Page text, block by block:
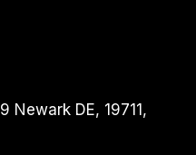
Newark DE, 19711,